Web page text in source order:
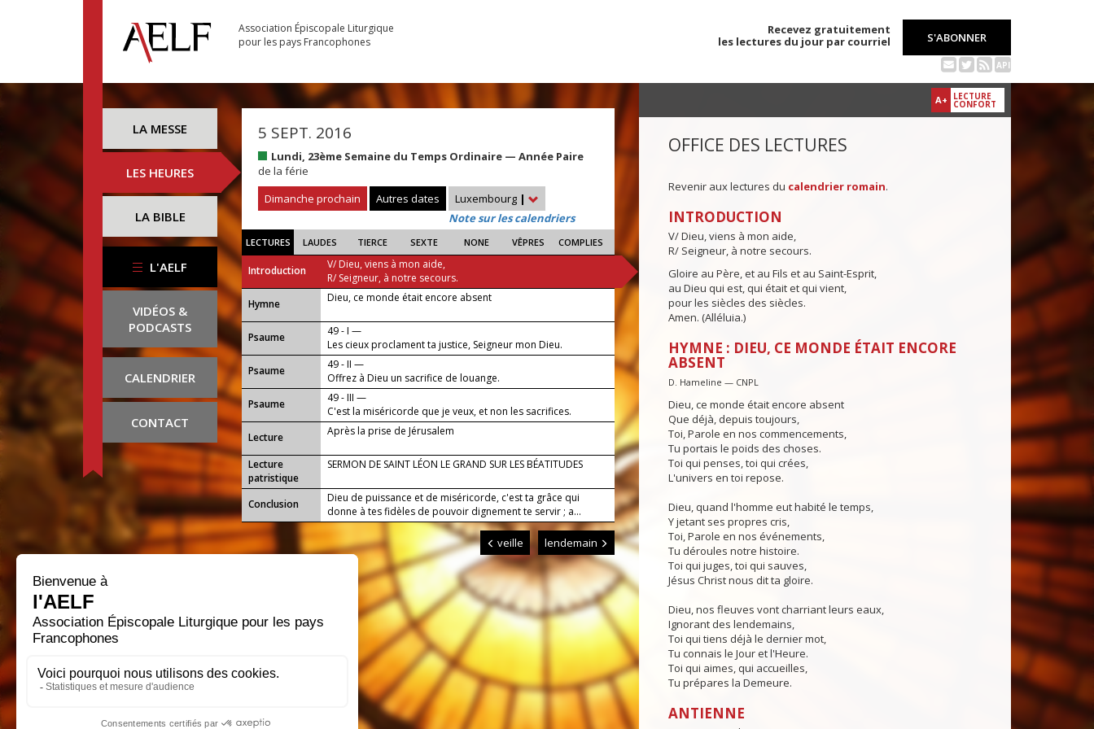
Association Épiscopale Liturgique
pour les pays Francophones
Recevez gratuitement
les lectures du jour par courriel
S'ABONNER
API
LA MESSE
LES HEURES
LA BIBLE
L'AELF
VIDÉOS &
PODCASTS
CALENDRIER
CONTACT
5 SEPT. 2016
Lundi, 23ème Semaine du Temps Ordinaire — Année Paire
de la férie
Dimanche prochain
Autres dates Luxembourg |
Note sur les calendriers
LECTURES LAUDES TIERCE SEXTE NONE VÊPRES COMPLIES
Introduction
V/ Dieu, viens à mon aide,
R/ Seigneur, à notre secours.
...
Hymne Dieu, ce monde était encore absent
Psaume
49 - I —
Les cieux proclament ta justice, Seigneur mon Dieu.
Psaume
49 - II —
Offrez à Dieu un sacrifice de louange.
Psaume
49 - III —
C'est la miséricorde que je veux, et non les sacrifices.
Lecture
Après la prise de Jérusalem
Lecture
patristique
SERMON DE SAINT LÉON LE GRAND SUR LES BÉATITUDES
Conclusion
Dieu de puissance et de miséricorde, c'est ta grâce qui
donne à tes fidèles de pouvoir dignement te servir ; a...
veille lendemain
A+ LECTURE
CONFORT
OFFICE DES LECTURES
Revenir aux lectures du calendrier romain.
INTRODUCTION
V/ Dieu, viens à mon aide,
R/ Seigneur, à notre secours.
Gloire au Père, et au Fils et au Saint-Esprit,
au Dieu qui est, qui était et qui vient,
pour les siècles des siècles.
Amen. (Alléluia.)
HYMNE : DIEU, CE MONDE ÉTAIT ENCORE
ABSENT
D. Hameline — CNPL
Dieu, ce monde était encore absent
Que déjà, depuis toujours,
Toi, Parole en nos commencements,
Tu portais le poids des choses.
Toi qui penses, toi qui crées,
L'univers en toi repose.
Dieu, quand l'homme eut habité le temps,
Y jetant ses propres cris,
Toi, Parole en nos événements,
Tu déroules notre histoire.
Toi qui juges, toi qui sauves,
Jésus Christ nous dit ta gloire.
Dieu, nos fleuves vont charriant leurs eaux,
Ignorant des lendemains,
Toi qui tiens déjà le dernier mot,
Tu connais le Jour et l'Heure.
Toi qui aimes, qui accueilles,
Tu prépares la Demeure.
ANTIENNE